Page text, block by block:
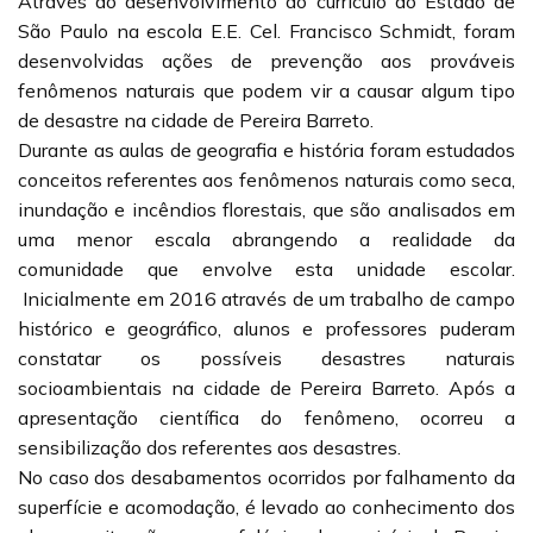
São Paulo na escola E.E. Cel. Francisco Schmidt, foram
desenvolvidas ações de prevenção aos prováveis
fenômenos naturais que podem vir a causar algum tipo
de desastre na cidade de Pereira Barreto.
Durante as aulas de geografia e história foram estudados
conceitos referentes aos fenômenos naturais como seca,
inundação e incêndios florestais, que são analisados em
uma menor escala abrangendo a realidade da
comunidade que envolve esta unidade escolar.
Inicialmente em 2016 através de um trabalho de campo
histórico e geográfico, alunos e professores puderam
constatar os possíveis desastres naturais
socioambientais na cidade de Pereira Barreto. Após a
apresentação científica do fenômeno, ocorreu a
sensibilização dos referentes aos desastres.
No caso dos desabamentos ocorridos por falhamento da
superfície e acomodação, é levado ao conhecimento dos